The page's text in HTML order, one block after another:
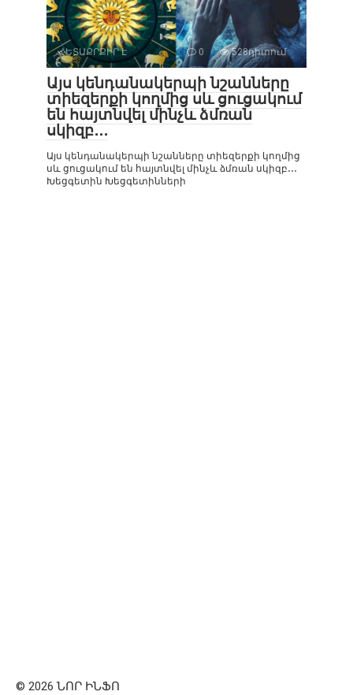
ՀԵՏԱՔՐՔԻՐ Է 0 528դիտում
Այս կենդանակերպի նշանները
տիեզերքի կողմից սև ցուցակում
են հայտնվել մինչև ձմռան
սկիզբ․․․
Այս կենդանակերպի նշանները տիեզերքի կողմից
սև ցուցակում են հայտնվել մինչև ձմռան սկիզբ․․․
Խեցգետին Խեցգետինների
© 2026 ՆՈՐ ԻՆՖՈ